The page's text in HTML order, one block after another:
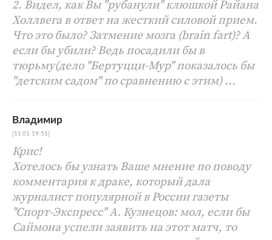
2. Видел, как Вы "рубанули" клюшкой Райана
Холлвега в ответ на жесткий силовой прием.
Что это было? Затмение мозга (brain fart)? А
если бы убили? Ведь посадили бы в
тюрьму(дело "Бертуцци-Мур" показалось бы
"детским садом" по сравнению с этим) ...
Владимир
[11.01 19:51]
Крис!
Хотелось бы узнать Ваше мнение по поводу
комментария к драке, который дала
журналист популярной в России газеты
"Спорт-Экспресс" А. Кузнецов: мол, если бы
Саймона успели заявить на этот матч, то